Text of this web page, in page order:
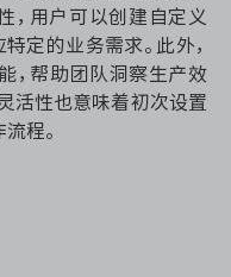
，用户可以创建自定义
定的业务需求。此外，
，帮助团队洞察生产效
活性也意味着初次设置
程。